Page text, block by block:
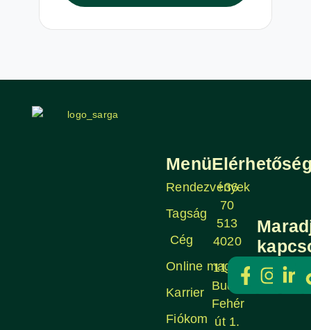
Menü
Rendezvények
Tagság
Cég
Online magazin
Karrier
Fiókom
+36
70
513
4020
1106
Budapest,
Fehér
út 1.